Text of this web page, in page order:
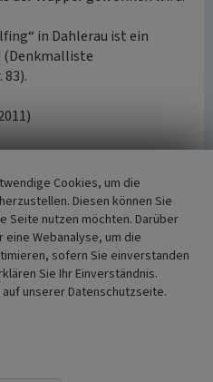
in Dahlerau ist ein
(Denkmalliste
Wülfing u. Sohn
Inhalt nicht mehr
Museum (abgerufen
(Hrsg.)
(DVD-ROM, DVD-
Cookies, um die
Diesen können Sie
Seite nutzen möchten. Darüber
Webanalyse, um die
sofern Sie einverstanden
Sie Ihr Einverständnis.
unserer Datenschutzseite.